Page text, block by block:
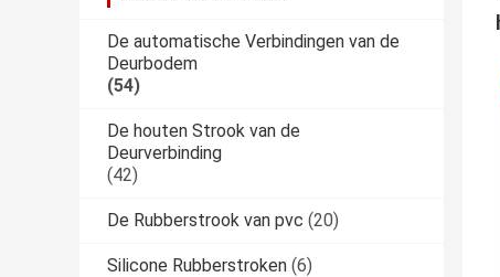
De automatische Verbindingen van de
Deurbodem
(54)
De houten Strook van de
Deurverbinding
(42)
De Rubberstrook van pvc (20)
Silicone Rubberstroken (6)